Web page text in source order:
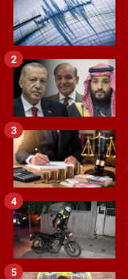
2
3
4
5